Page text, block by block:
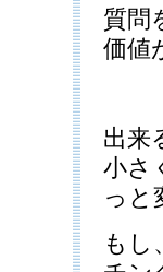
質問
価値
出来
小さ
っと
もし